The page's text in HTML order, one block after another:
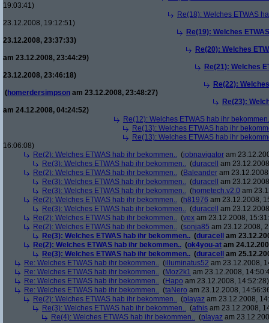
19:03:41)
Re(18): Welches ETWAS
23.12.2008, 19:12:51)
Re(19): Welches
23.12.2008, 23:37:33)
Re(20): Welches
am 23.12.2008, 23:44:29)
Re(21): Welches
23.12.2008, 23:46:18)
Re(22):
(homerdersimpson am 23.12.2008, 23:48:27)
Re(23):
am 24.12.2008, 04:24:52)
Re(12): Welches ETWAS hab ihr
Re(13): Welches ETWAS hab ihr
Re(13): Welches ETWAS hab ihr
16:06:08)
Re(2): Welches ETWAS hab ihr bekommen.. (jobnavigator am
Re(3): Welches ETWAS hab ihr bekommen.. (duracell
am
Re(2): Welches ETWAS hab ihr bekommen.. (Baleander am
Re(3): Welches ETWAS hab ihr bekommen.. (duracell
am
Re(3): Welches ETWAS hab ihr bekommen.. (hometech.v2.0 am
Re(2): Welches ETWAS hab ihr bekommen.. (h81976 am 23.12.2008,
Re(3): Welches ETWAS hab ihr bekommen.. (duracell
am
Re(2): Welches ETWAS hab ihr bekommen.. (vex am 23.12.2008,
Re(2): Welches ETWAS hab ihr bekommen.. (sonja85 am 23.12.2008,
Re(3): Welches ETWAS hab ihr bekommen.. (duracell
am
Re(2): Welches ETWAS hab ihr bekommen.. (ok4you-at am
Re(3): Welches ETWAS hab ihr bekommen.. (duracell
am
Re: Welches ETWAS hab ihr bekommen.. (illuminatus52 am 23.12.2008,
Re: Welches ETWAS hab ihr bekommen.. (Moz2k1 am 23.12.2008,
Re: Welches ETWAS hab ihr bekommen.. (Hapo am 23.12.2008, 14:52:28)
Re: Welches ETWAS hab ihr bekommen.. (taNero am 23.12.2008,
Re(2): Welches ETWAS hab ihr bekommen.. (playaz am 23.12.2008,
Re(3): Welches ETWAS hab ihr bekommen.. (athis am 23.12.2008,
Re(4): Welches ETWAS hab ihr bekommen.. (playaz am